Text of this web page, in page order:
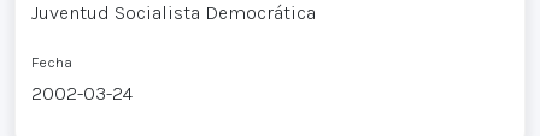
Juventud Socialista Democrática
Fecha
2002-03-24